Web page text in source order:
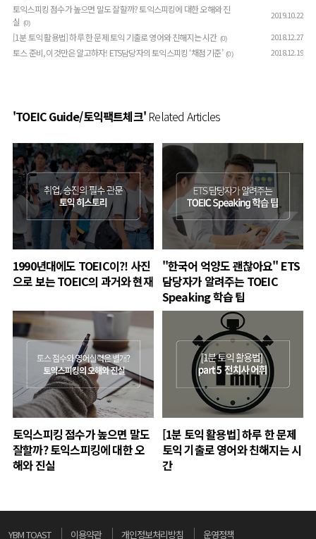
토익스피킹 점수가 높으면 말도 잘할까? 토익스피킹에 대한 오해와 진
실 (0)
2019.10.22
[1분 토익 활용법] 하루 한 문제 토익 기출로 영어와 친해지는 시간 (0) 2018.12.27
토스 준비, 이것만은 알고하자! ETS담당자의 토익스피킹 ‘채점 기준’ (0) 2018.12.19
'TOEIC Guide/토익팩트체크' Related Articles
1990년대에도 TOEIC이?! 사진
으로 보는 TOEIC의 과거와 현재
"한국어 억양도 괜찮아요" ETS
담당자가 알려주는 TOEIC
Speaking 학습 팁
토익스피킹 점수가 높으면 말도
잘할까? 토익스피킹에 대한 오
해와 진실
[1분 토익 활용법] 하루 한 문제
토익 기출로 영어와 친해지는 시
간
YBM TOAST 이용약관 개인정보처리방침 운영정책